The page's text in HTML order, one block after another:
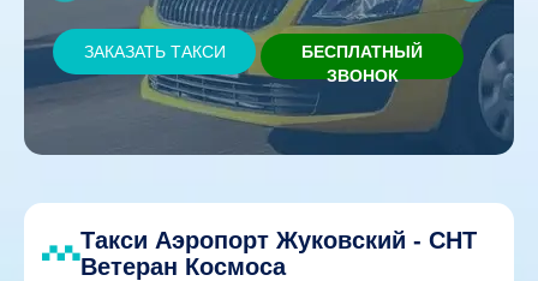
ЗАКАЗАТЬ ТАКСИ
БЕСПЛАТНЫЙ
ЗВОНОК
Такси Аэропорт Жуковский - СНТ
Ветеран Космоса